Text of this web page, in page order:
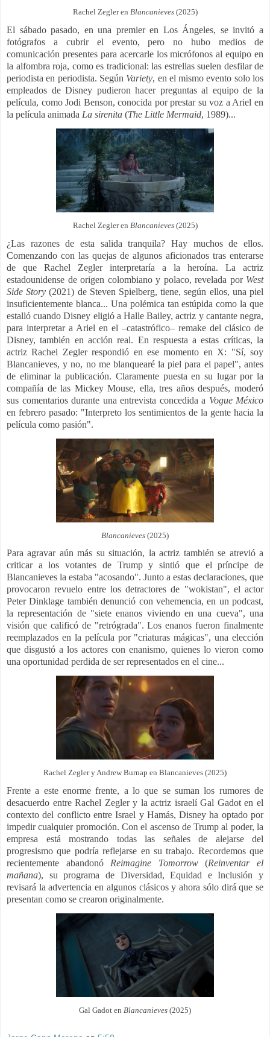
Rachel Zegler en Blancanieves (2025)
El sábado pasado, en una premier en Los Ángeles, se invitó a
fotógrafos a cubrir el evento, pero no hubo medios de
comunicación presentes para acercarle los micrófonos al equipo en
la alfombra roja, como es tradicional: las estrellas suelen desfilar de
periodista en periodista. Según Variety, en el mismo evento solo los
empleados de Disney pudieron hacer preguntas al equipo de la
película, como Jodi Benson, conocida por prestar su voz a Ariel en
la película animada La sirenita (The Little Mermaid, 1989)...
Rachel Zegler en Blancanieves(2025)
¿Las razones de esta salida tranquila? Hay muchos de ellos.
Comenzando con las quejas de algunos aficionados tras enterarse
de que Rachel Zegler interpretaría a la heroína. La actriz
estadounidense de origen colombiano y polaco, revelada por West
Side Story (2021) de Steven Spielberg, tiene, según ellos, una piel
insuficientemente blanca... Una polémica tan estúpida como la que
estalló cuando Disney eligió a Halle Bailey, actriz y cantante negra,
para interpretar a Ariel en el –catastrófico– remake del clásico de
Disney, también en acción real. En respuesta a estas críticas, la
actriz Rachel Zegler respondió en ese momento en X: "Sí, soy
Blancanieves, y no, no me blanquearé la piel para el papel", antes
de eliminar la publicación. Claramente puesta en su lugar por la
compañía de las Mickey Mouse, ella, tres años después, moderó
sus comentarios durante una entrevista concedida a Vogue México
en febrero pasado: "Interpreto los sentimientos de la gente hacia la
película como pasión".
Blancanieves (2025)
Para agravar aún más su situación, la actriz también se atrevió a
criticar a los votantes de Trump y sintió que el príncipe de
Blancanieves la estaba "acosando". Junto a estas declaraciones, que
provocaron revuelo entre los detractores de "wokistan", el actor
Peter Dinklage también denunció con vehemencia, en un podcast,
la representación de "siete enanos viviendo en una cueva", una
visión que calificó de "retrógrada". Los enanos fueron finalmente
reemplazados en la película por "criaturas mágicas", una elección
que disgustó a los actores con enanismo, quienes lo vieron como
una oportunidad perdida de ser representados en el cine...
Rachel Zegler y Andrew Burnap en Blancanieves (2025)
Frente a este enorme frente, a lo que se suman los rumores de
desacuerdo entre Rachel Zegler y la actriz israelí Gal Gadot en el
contexto del conflicto entre Israel y Hamás, Disney ha optado por
impedir cualquier promoción. Con el ascenso de Trump al poder, la
empresa está mostrando todas las señales de alejarse del
progresismo que podría reflejarse en su trabajo. Recordemos que
recientemente abandonó Reimagine Tomorrow(Reinventar el
mañana), su programa de Diversidad, Equidad e Inclusión y
revisará la advertencia en algunos clásicos y ahora sólo dirá que se
presentan como se crearon originalmente.
Gal Gadot en Blancanieves (2025)